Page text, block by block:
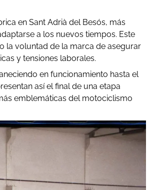
en Sant Adrià del Besós, más
a los nuevos tiempos. Este
la voluntad de la marca de asegurar
y tensiones laborales.
en funcionamiento hasta el
así el final de una etapa
emblemáticas del motociclismo